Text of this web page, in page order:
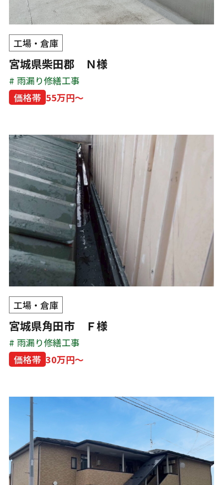
工場・倉庫
宮城県柴田郡 Ｎ様
雨漏り修繕工事
価格帯 55万円～
工場・倉庫
宮城県角田市 Ｆ様
雨漏り修繕工事
価格帯 30万円～